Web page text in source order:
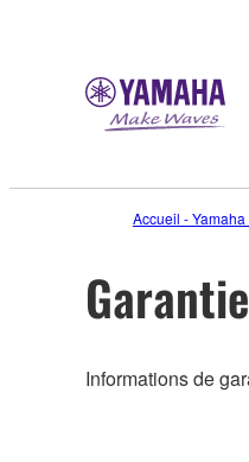
Accueil -
Informations de